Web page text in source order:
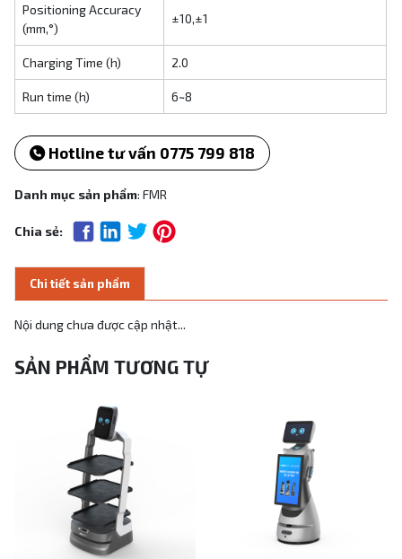
Positioning Accuracy
(mm,°)
±10,±1
Charging Time (h) 2.0
Run time (h) 6~8
Hotline tư vấn 0775 799 818
Danh mục sản phẩm: FMR
Chia sẻ:
Chi tiết sản phẩm
Nội dung chưa được cập nhật...
SẢN PHẨM TƯƠNG TỰ